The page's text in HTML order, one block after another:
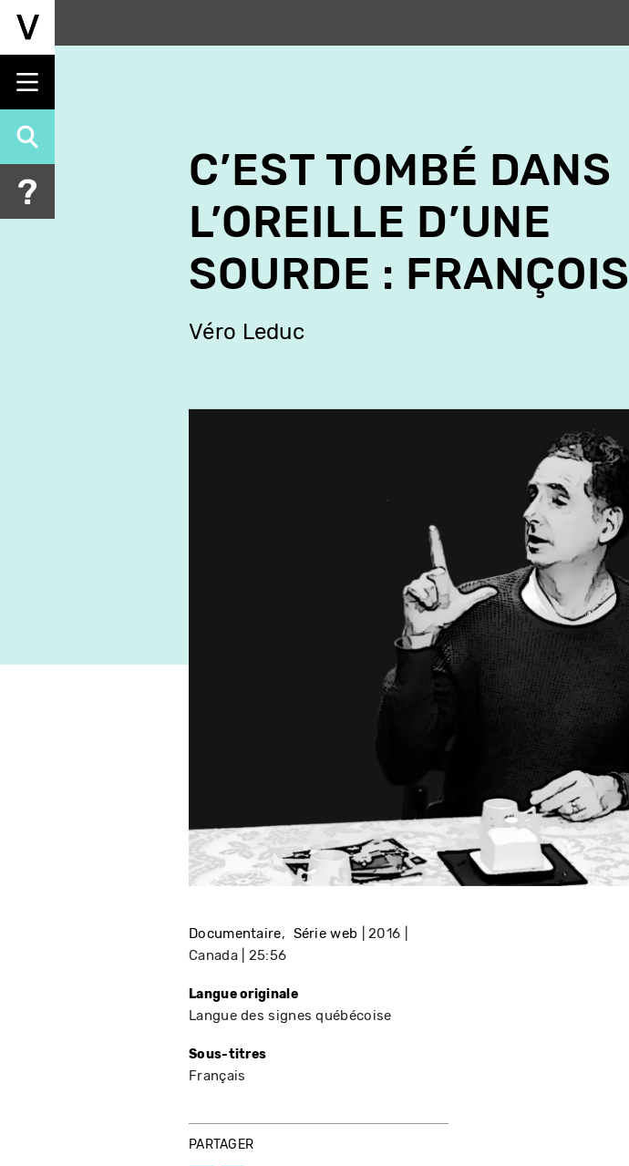
Aller
principal
C’EST TOMBÉ DANS
L’OREILLE D’UNE
SOURDE : FRANÇOIS
Véro Leduc
Documentaire Série web
2016
Canada
25:56
Langue originale
Langue des signes québécoise
Sous-titres
Français
PARTAGER